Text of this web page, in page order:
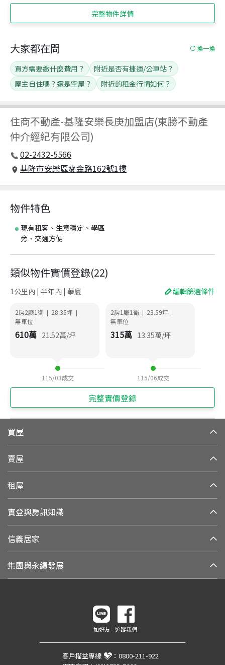
完整物件詳情
住商不動產-基隆安樂長庚加盟店(東勝不動產
仲介經紀有限公司)
02-2432-5566
基隆市安樂區麥金路162號1樓
大家都在問 換一換
買方需要繳什麼費用？
附近是否有捷運/公車站？
屋主自住嗎？還是空屋？
附近的租金行情如何？
物件特色
現有租客、生意穩定、學區
旁、交通方便
類似物件實價登錄(22)
1公里內 | 半年內 | 華廈 編輯篩選條件
2房2廳1衛 | 28.35坪 |
無車位
610萬 21.52萬/坪
115/03成交
2房1廳1衛 | 23.59坪 |
無車位
315萬 13.35萬/坪
115/06成交
完整實價登錄
買屋
賣屋
租屋
實登與房訊知識
信義居家
集團與永續發展
加好友 追蹤我們
客戶權益專線 ： 0800-211-922